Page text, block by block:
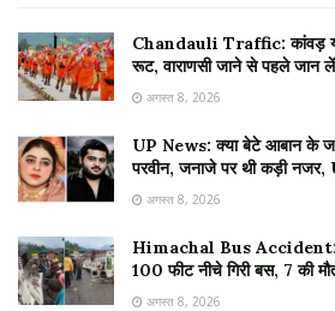
Chandauli Traffic: कांवड़
रूट, वाराणसी जाने से पहले जान लें
अगस्त 8, 2026
UP News: क्या बेटे आबान के
परवीन, जनाजे पर थी कड़ी नजर,
अगस्त 8, 2026
Himachal Bus Accident:
100 फीट नीचे गिरी बस, 7 की
अगस्त 8, 2026